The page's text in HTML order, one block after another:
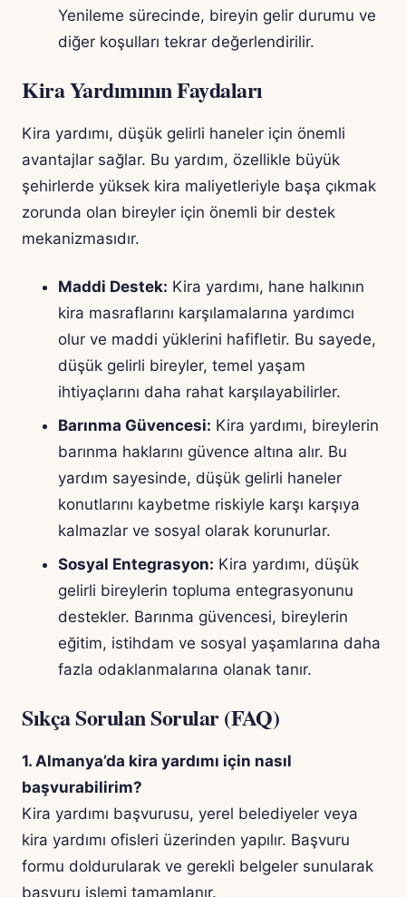
Yenileme sürecinde, bireyin gelir durumu ve
diğer koşulları tekrar değerlendirilir.
Kira Yardımının Faydaları
Kira yardımı, düşük gelirli haneler için önemli
avantajlar sağlar. Bu yardım, özellikle büyük
şehirlerde yüksek kira maliyetleriyle başa çıkmak
zorunda olan bireyler için önemli bir destek
mekanizmasıdır.
Maddi Destek: Kira yardımı, hane halkının
kira masraflarını karşılamalarına yardımcı
olur ve maddi yüklerini hafifletir. Bu sayede,
düşük gelirli bireyler, temel yaşam
ihtiyaçlarını daha rahat karşılayabilirler.
Barınma Güvencesi: Kira yardımı, bireylerin
barınma haklarını güvence altına alır. Bu
yardım sayesinde, düşük gelirli haneler
konutlarını kaybetme riskiyle karşı karşıya
kalmazlar ve sosyal olarak korunurlar.
Sosyal Entegrasyon: Kira yardımı, düşük
gelirli bireylerin topluma entegrasyonunu
destekler. Barınma güvencesi, bireylerin
eğitim, istihdam ve sosyal yaşamlarına daha
fazla odaklanmalarına olanak tanır.
Sıkça Sorulan Sorular (FAQ)
1. Almanya’da kira yardımı için nasıl
başvurabilirim?
Kira yardımı başvurusu, yerel belediyeler veya
kira yardımı ofisleri üzerinden yapılır. Başvuru
formu doldurularak ve gerekli belgeler sunularak
başvuru işlemi tamamlanır.